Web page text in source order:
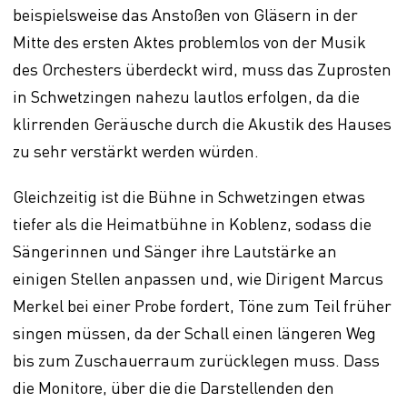
beispielsweise das Anstoßen von Gläsern in der
Mitte des ersten Aktes problemlos von der Musik
des Orchesters überdeckt wird, muss das Zuprosten
in Schwetzingen nahezu lautlos erfolgen, da die
klirrenden Geräusche durch die Akustik des Hauses
zu sehr verstärkt werden würden.
Gleichzeitig ist die Bühne in Schwetzingen etwas
tiefer als die Heimatbühne in Koblenz, sodass die
Sängerinnen und Sänger ihre Lautstärke an
einigen Stellen anpassen und, wie Dirigent Marcus
Merkel bei einer Probe fordert, Töne zum Teil früher
singen müssen, da der Schall einen längeren Weg
bis zum Zuschauerraum zurücklegen muss. Dass
die Monitore, über die die Darstellenden den